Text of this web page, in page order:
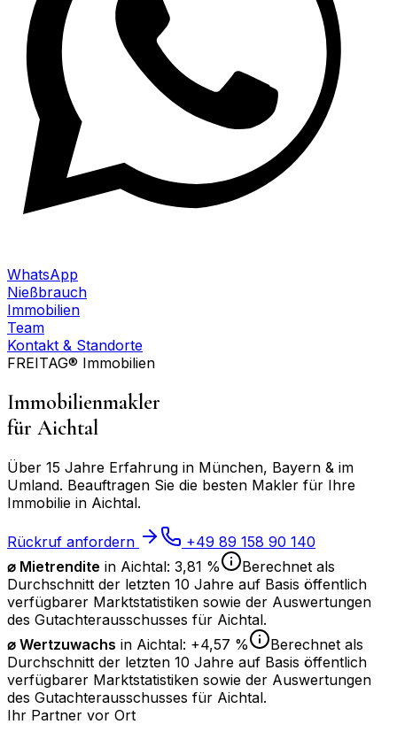
WhatsApp
Nießbrauch
Immobilien
Team
Kontakt & Standorte
FREITAG® Immobilien
Immobilienmakler
für Aichtal
Über 15 Jahre Erfahrung in München, Bayern & im
Umland. Beauftragen Sie die besten Makler für Ihre
Immobilie in Aichtal.
Rückruf anfordern
+49 89 158 90 140
⌀ Mietrendite in Aichtal: 3,81 %
Berechnet als
Durchschnitt der letzten 10 Jahre auf Basis öffentlich
verfügbarer Marktstatistiken sowie der Auswertungen
des Gutachterausschusses für Aichtal.
⌀ Wertzuwachs in Aichtal: +4,57 %
Berechnet als
Durchschnitt der letzten 10 Jahre auf Basis öffentlich
verfügbarer Marktstatistiken sowie der Auswertungen
des Gutachterausschusses für Aichtal.
Ihr Partner vor Ort